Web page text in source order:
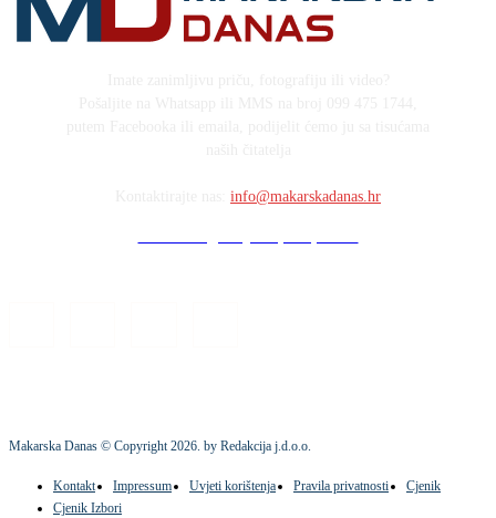
info@makarskadanas.hr
Makarska Danas © Copyright2026. by Redakcija j.d.o.o.
Kontakt Impressum Uvjeti korištenja Pravila privatnosti
Cjenik
Cjenik Izbori